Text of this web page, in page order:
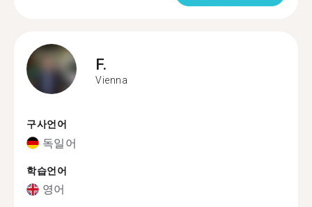
F.
Vienna
구사언어
독일어
학습언어
영어